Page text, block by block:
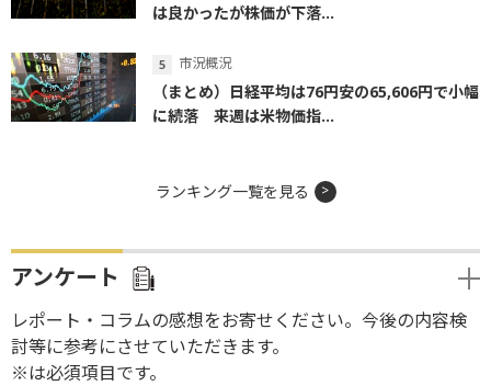
は良かったが株価が下落...
市況概況
（まとめ）日経平均は76円安の65,606円で小幅
に続落 来週は米物価指...
ランキング一覧を見る
アンケート
レポート・コラムの感想をお寄せください。今後の内容検
討等に参考にさせていただきます。
※は必須項目です。